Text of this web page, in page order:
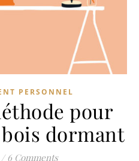
PERSONNEL
pour
dormant
/ 6 Comments